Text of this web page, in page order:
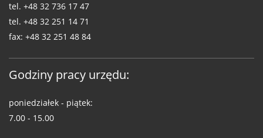
tel. +48 32 736 17 47
tel. +48 32 251 14 71
fax: +48 32 251 48 84
Godziny pracy urzędu:
poniedziałek - piątek:
7.00 - 15.00